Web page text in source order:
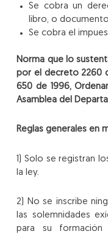
Se cobra un
libro, o
Se cobra el
Norma que lo
por el decreto 2260
650 de 1996,
Asamblea del
Reglas generales en
1) Solo se registran
la ley.
2) No se inscribe
las solemnidades
para su